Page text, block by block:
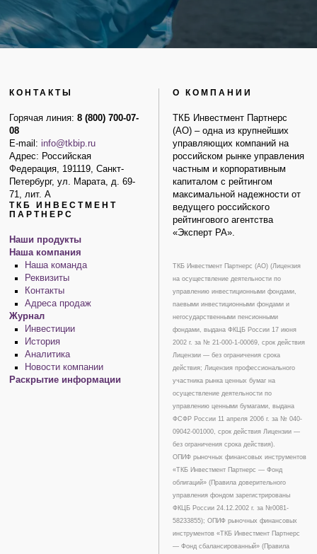
КОНТАКТЫ
Горячая линия:8 (800) 700-07-
08
E-mail:info@tkbip.ru
Адрес: Российская
Федерация, 191119, Санкт-
Петербург, ул. Марата, д. 69-
71, лит. А
ТКБ ИНВЕСТМЕНТ
ПАРТНЕРС
Наши продукты
Наша компания
Наша команда
Реквизиты
Контакты
Адреса продаж
Журнал
Инвестиции
История
Аналитика
Новости компании
Раскрытие информации
О КОМПАНИИ
ТКБ Инвестмент Партнерс
(АО) – одна из крупнейших
управляющих компаний на
российском рынке управления
частным и корпоративным
капиталом с рейтингом
максимальной надежности от
ведущего российского
рейтингового агентства
«Эксперт РА».
ТКБ Инвестмент Партнерс (АО) (Лицензия
на осуществление деятельности по
управлению инвестиционными фондами,
паевыми инвестиционными фондами и
негосударственными пенсионными
фондами, выдана ФКЦБ России 17 июня
2002 г. за № 21-000-1-00069, срок действия
Лицензии — без ограничения срока
действия; Лицензия профессионального
участника рынка ценных бумаг на
осуществление деятельности по
управлению ценными бумагами, выдана
ФСФР России 11 апреля 2006 г. за № 040-
09042-001000, срок действия Лицензии —
без ограничения срока действия).
ОПИФ рыночных финансовых инструментов
«ТКБ Инвестмент Партнерс — Фонд
облигаций» (Правила доверительного
управления фондом зарегистрированы
ФКЦБ России 24.12.2002 г. за №0081-
58233855); ОПИФ рыночных финансовых
инструментов «ТКБ Инвестмент Партнерс
— Фонд сбалансированный» (Правила